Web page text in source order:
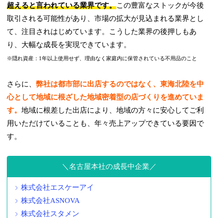
超えると言われている業界です。この豊富なストックが今後
取引される可能性があり、市場の拡大が見込まれる業界とし
て、注目されはじめています。こうした業界の後押しもあ
り、大幅な成長を実現できています。
※隠れ資産：1年以上使用せず、理由なく家庭内に保管されている不用品のこと
さらに、弊社は都市部に出店するのではなく、東海北陸を中
心として地域に根ざした地域密着型の店づくりを進めていま
す。地域に根差した出店により、地域の方々に安心してご利
用いただけていることも、年々売上アップできている要因で
す。
名古屋本社の成長中企業
株式会社エスケーアイ
株式会社ASNOVA
株式会社スタメン